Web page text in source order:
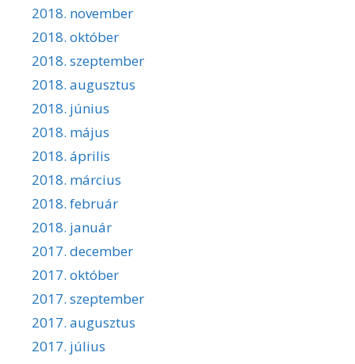
2018. november
2018. október
2018. szeptember
2018. augusztus
2018. június
2018. május
2018. április
2018. március
2018. február
2018. január
2017. december
2017. október
2017. szeptember
2017. augusztus
2017. július